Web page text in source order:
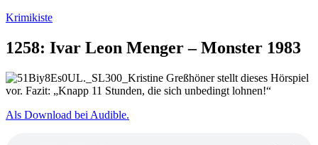
Zum
springen
Krimikiste
1258: Ivar Leon Menger – Monster 1983
Kristine Greßhöner stellt dieses Hörspiel
vor. Fazit: „Knapp 11 Stunden, die sich unbedingt lohnen!“
Als Download bei Audible.